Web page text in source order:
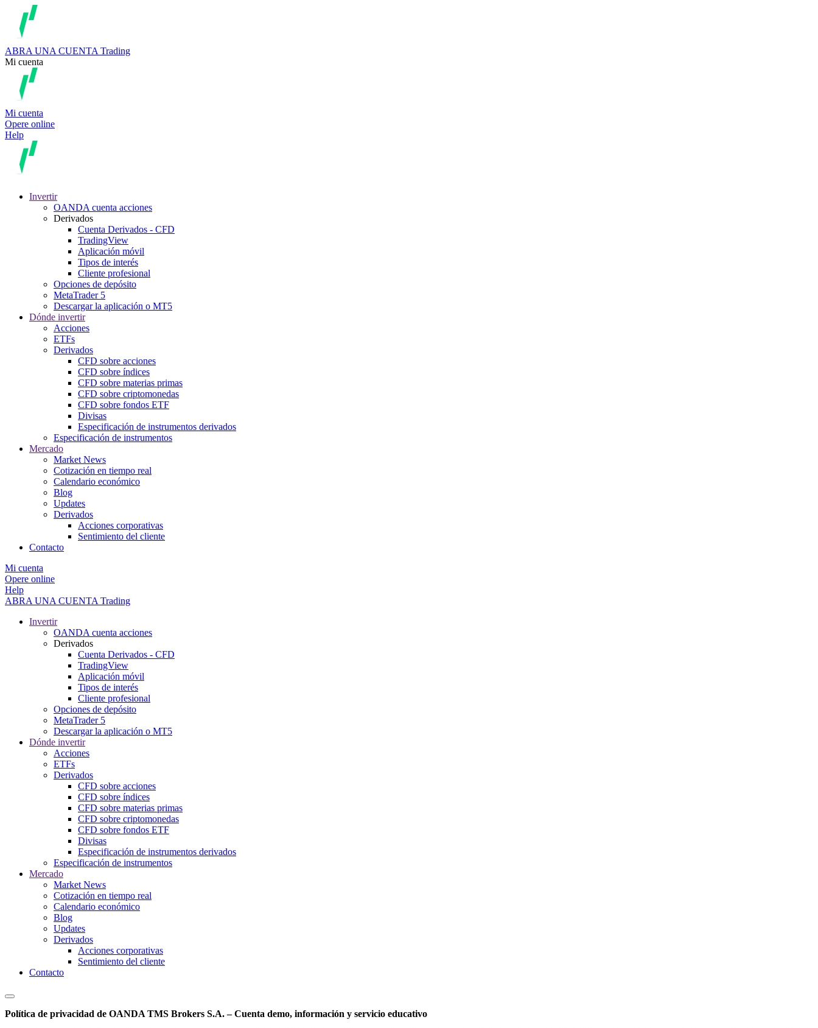
ABRA UNA CUENTA Trading
Mi cuenta
Mi cuenta
Opere online
Help
Invertir
OANDA cuenta acciones
Derivados
Cuenta Derivados - CFD
TradingView
Aplicación móvil
Tipos de interés
Cliente profesional
Opciones de depósito
MetaTrader 5
Descargar la aplicación o MT5
Dónde invertir
Acciones
ETFs
Derivados
CFD sobre acciones
CFD sobre índices
CFD sobre materias primas
CFD sobre criptomonedas
CFD sobre fondos ETF
Divisas
Especificación de instrumentos derivados
Especificación de instrumentos
Mercado
Market News
Cotización en tiempo real
Calendario económico
Blog
Updates
Derivados
Acciones corporativas
Sentimiento del cliente
Contacto
Mi cuenta
Opere online
Help
ABRA UNA CUENTA Trading
Invertir
OANDA cuenta acciones
Derivados
Cuenta Derivados - CFD
TradingView
Aplicación móvil
Tipos de interés
Cliente profesional
Opciones de depósito
MetaTrader 5
Descargar la aplicación o MT5
Dónde invertir
Acciones
ETFs
Derivados
CFD sobre acciones
CFD sobre índices
CFD sobre materias primas
CFD sobre criptomonedas
CFD sobre fondos ETF
Divisas
Especificación de instrumentos derivados
Especificación de instrumentos
Mercado
Market News
Cotización en tiempo real
Calendario económico
Blog
Updates
Derivados
Acciones corporativas
Sentimiento del cliente
Contacto
Política de privacidad de OANDA TMS Brokers S.A. – Cuenta demo, información y servicio educativo